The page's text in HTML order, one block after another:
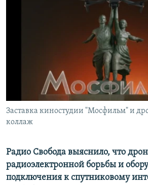
РАСПИСАНИЕ ВЕЩАНИЯ
ПОДПИШИТЕСЬ НА РАССЫЛКУ
Все сайты РСЕ/РС
Заставка киностудии "Мосфильм" и
коллаж
Радио Свобода выяснило, что
радиоэлектронной борьбы и
подключения к спутниковому